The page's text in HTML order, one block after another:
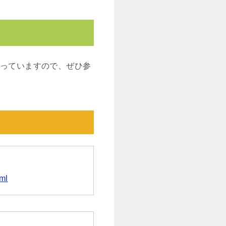
ていますので、ぜひ参